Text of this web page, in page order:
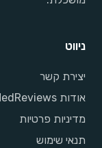
ניווט
יצירת קשר
אודות MedReviews
מדיניות פרטיות
תנאי שימוש